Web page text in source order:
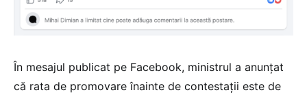
În mesajul publicat pe Facebook, ministrul a anunțat
că rata de promovare înainte de contestații este de